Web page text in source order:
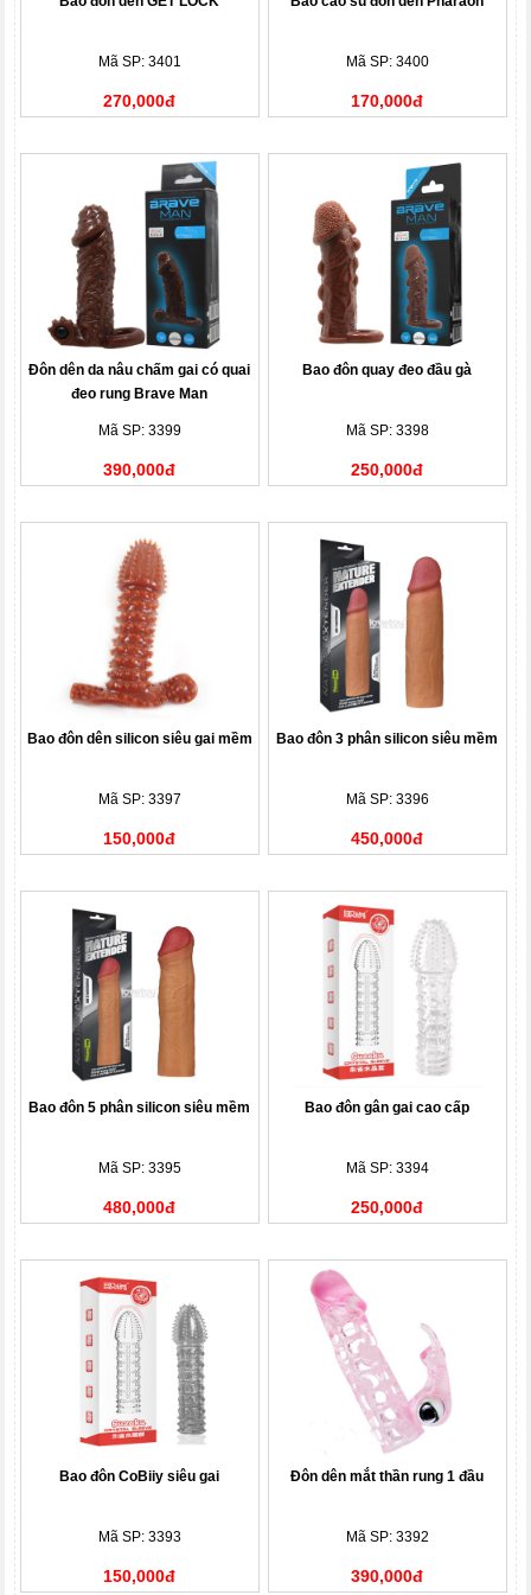
Mã SP: 3401
270,000đ
Mã SP: 3400
170,000đ
Đôn dên da nâu chấm gai có quai
đeo rung Brave Man
Mã SP: 3399
390,000đ
Bao đôn quay đeo đầu gà
Mã SP: 3398
250,000đ
Bao đôn dên silicon siêu gai mềm
Mã SP: 3397
150,000đ
Bao đôn 3 phân silicon siêu mềm
Mã SP: 3396
450,000đ
Bao đôn 5 phân silicon siêu mềm
Mã SP: 3395
480,000đ
Bao đôn gân gai cao cấp
Mã SP: 3394
250,000đ
Bao đôn CoBiiy siêu gai
Mã SP: 3393
150,000đ
Đôn dên mắt thần rung 1 đầu
Mã SP: 3392
390,000đ